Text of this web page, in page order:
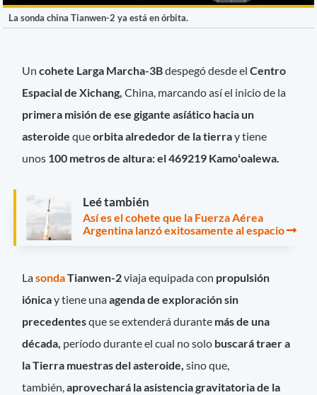
La sonda china Tianwen-2 ya está en órbita.
Uncohete Larga Marcha-3Bdespegó desde elCentro
Espacial de Xichang,China, marcando así el inicio de la
primera misión de ese gigante asíático hacia un
asteroidequeorbita alrededor de la tierray tiene
unos 100 metros de altura: el 469219 Kamoʻoalewa.
Leé también
Así es el cohete que la Fuerza Aérea
Argentina lanzó exitosamente al espacio
LasondaTianwen-2viaja equipada con propulsión
iónicay tiene unaagenda de exploración sin
precedentesque se extenderá durante más de una
década, período durante el cual no solo buscará traer a
la Tierra muestras del asteroide, sino que,
también,aprovechará la asistencia gravitatoria de la